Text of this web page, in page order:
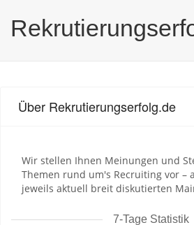
Über Rekrutierungserfolg.de
Wir stellen Ihnen Meinungen und
Themen rund um's Recruiting vor –
jeweils aktuell breit diskutierten
7-Tage Statistik